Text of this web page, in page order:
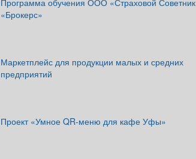
«Брокерс»
Маркетплейс для продукции малых и средних
предприятий
Проект «Умное QR-меню для кафе Уфы»